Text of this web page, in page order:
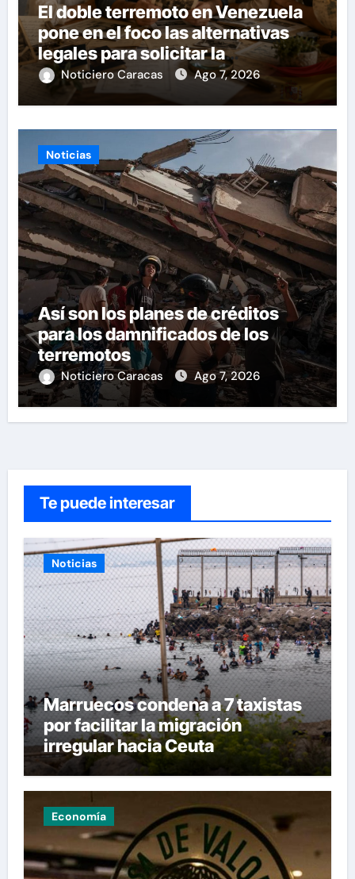
El doble terremoto en Venezuela
pone en el foco las alternativas
legales para solicitar la
nacionalidad por parte de
personas con vínculos familiares
Noticiero Caracas Ago 7, 2026
Noticias
Así son los planes de créditos
para los damnificados de los
terremotos
Noticiero Caracas Ago 7, 2026
Te puede interesar
Noticias
Marruecos condena a 7 taxistas
por facilitar la migración
irregular hacia Ceuta
Economía